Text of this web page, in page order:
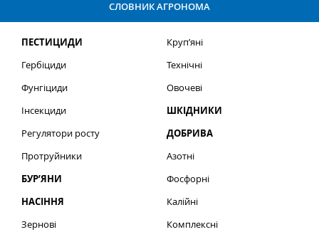
СЛОВНИК АГРОНОМА
ПЕСТИЦИДИ
Гербіциди
Фунгіциди
Інсекциди
Регулятори росту
Протруйники
БУР’ЯНИ
НАСІННЯ
Зернові
Круп’яні
Технічні
Овочеві
ШКІДНИКИ
ДОБРИВА
Азотні
Фосфорні
Калійні
Комплексні